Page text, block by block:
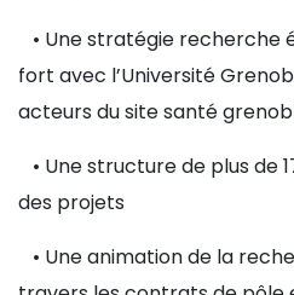
• Une stratégie recherche
fort avec l’Université
acteurs du site santé
• Une structure de plus de
des projets
• Une animation de la